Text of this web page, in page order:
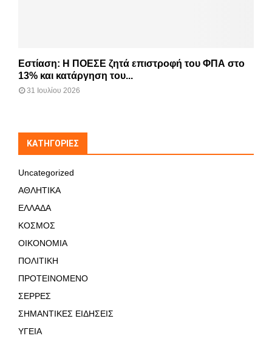
Εστίαση: Η ΠΟΕΣΕ ζητά επιστροφή του ΦΠΑ στο
13% και κατάργηση του...
31 Ιουλίου 2026
KΑΤΗΓΟΡΊΕΣ
Uncategorized
ΑΘΛΗΤΙΚΑ
ΕΛΛΑΔΑ
ΚΟΣΜΟΣ
ΟΙΚΟΝΟΜΙΑ
ΠΟΛΙΤΙΚΗ
ΠΡΟΤΕΙΝΟΜΕΝΟ
ΣΕΡΡΕΣ
ΣΗΜΑΝΤΙΚΕΣ ΕΙΔΗΣΕΙΣ
ΥΓΕΙΑ